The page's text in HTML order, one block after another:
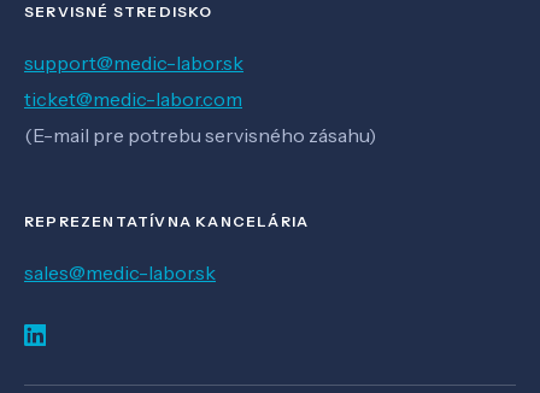
SERVISNÉ STREDISKO
support@medic-labor.sk
ticket@medic-labor.com
(E-mail pre potrebu servisného zásahu)
REPREZENTATÍVNA KANCELÁRIA
sales@medic-labor.sk